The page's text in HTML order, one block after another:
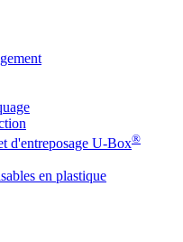
d'entreposage U-Box®
en plastique